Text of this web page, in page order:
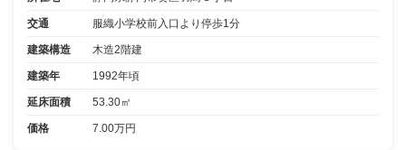
交通 服織小学校前入口より停歩1分
建築構造 木造2階建
建築年 1992年頃
延床面積 53.30㎡
価格 7.00万円